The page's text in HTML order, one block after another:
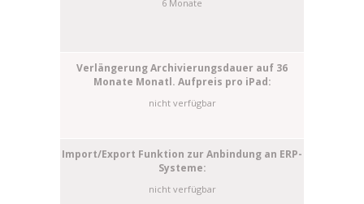
6 Monate
nicht verfügbar
nicht verfügbar